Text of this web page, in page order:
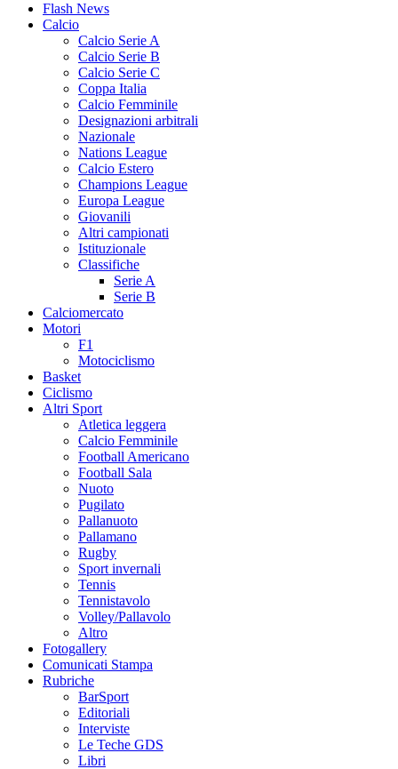
Flash News
Calcio
Calcio Serie A
Calcio Serie B
Calcio Serie C
Coppa Italia
Calcio Femminile
Designazioni arbitrali
Nazionale
Nations League
Calcio Estero
Champions League
Europa League
Giovanili
Altri campionati
Istituzionale
Classifiche
Serie A
Serie B
Calciomercato
Motori
F1
Motociclismo
Basket
Ciclismo
Altri Sport
Atletica leggera
Calcio Femminile
Football Americano
Football Sala
Nuoto
Pugilato
Pallanuoto
Pallamano
Rugby
Sport invernali
Tennis
Tennistavolo
Volley/Pallavolo
Altro
Fotogallery
Comunicati Stampa
Rubriche
BarSport
Editoriali
Interviste
Le Teche GDS
Libri